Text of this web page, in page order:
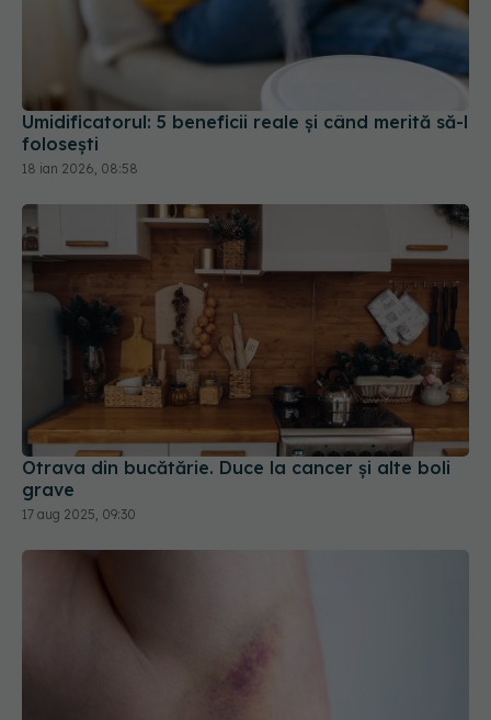
Umidificatorul: 5 beneficii reale și când merită să-l
folosești
18 ian 2026, 08:58
Otrava din bucătărie. Duce la cancer și alte boli
grave
17 aug 2025, 09:30